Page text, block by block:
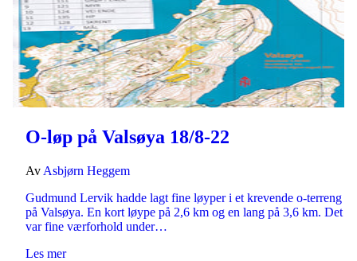
O-løp på Valsøya 18/8-22
Av Asbjørn Heggem
Gudmund Lervik hadde lagt fine løyper i et krevende o-terreng
på Valsøya. En kort løype på 2,6 km og en lang på 3,6 km. Det
var fine værforhold under…
Les mer